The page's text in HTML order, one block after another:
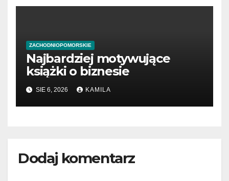
ZACHODNIOPOMORSKIE
Najbardziej motywujące
książki o biznesie
SIE 6, 2026 KAMILA
Dodaj komentarz